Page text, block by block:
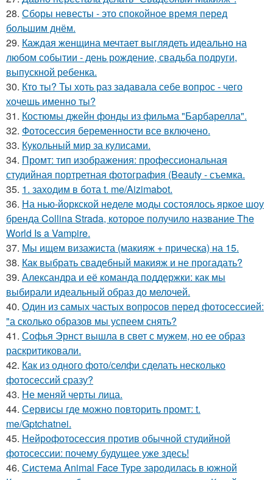
28. Сборы невесты - это спокойное время перед
большим днём.
29. Каждая женщина мечтает выглядеть идеально на
любом событии - день рождение, свадьба подруги,
выпускной ребенка.
30. Кто ты? Ты хоть раз задавала себе вопрос - чего
хочешь именно ты?
31. Костюмы джейн фонды из фильма "Барбарелла".
32. Фотосессия беременности все включено.
33. Кукольный мир за кулисами.
34. Промт: тип изображения: профессиональная
студийная портретная фотография (Beauty - съемка.
35. 1. заходим в бота t. me/Aizimabot.
36. На нью-йоркской неделе моды состоялось яркое шоу
бренда Collina Strada, которое получило название The
World Is a Vampire.
37. Мы ищем визажиста (макияж + прическа) на 15.
38. Как выбрать свадебный макияж и не прогадать?
39. Александра и её команда поддержки: как мы
выбирали идеальный образ до мелочей.
40. Один из самых частых вопросов перед фотосессией:
"а сколько образов мы успеем снять?
41. Софья Эрнст вышла в свет с мужем, но ее образ
раскритиковали.
42. Как из одного фото/селфи сделать несколько
фотосессий сразу?
43. Не меняй черты лица.
44. Сервисы где можно повторить промт: t.
me/Gptchatnei.
45. Нейрофотосессия против обычной студийной
фотосессии: почему будущее уже здесь!
46. Система Animal Face Type зародилась в южной